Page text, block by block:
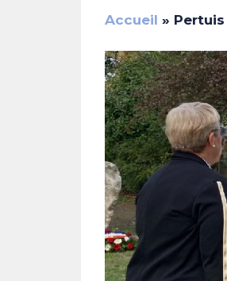
Accueil » Pertuis